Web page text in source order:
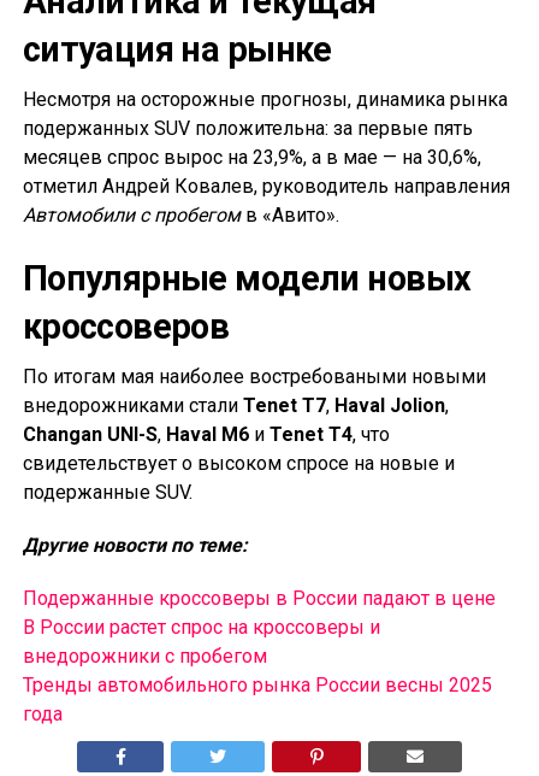
ситуация на рынке
Несмотря на осторожные прогнозы, динамика рынка
подержанных SUV положительна: за первые пять
месяцев спрос вырос на 23,9%, а в мае — на 30,6%,
отметил Андрей Ковалев, руководитель направления
Автомобили с пробегомв «Авито».
Популярные модели новых
кроссоверов
По итогам мая наиболее востребоваными новыми
внедорожниками стали Tenet T7, Haval Jolion,
Changan UNI-S, Haval M6и Tenet T4, что
свидетельствует о высоком спросе на новые и
подержанные SUV.
Другие новости по теме:
Подержанные кроссоверы в России падают в цене
В России растет спрос на кроссоверы и
внедорожники с пробегом
Тренды автомобильного рынка России весны 2025
года